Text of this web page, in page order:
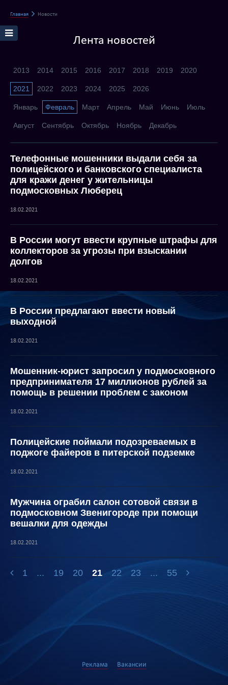
Главная Новости
Лента новостей
2013 2014 2015 2016 2017 2018 2019 2020
2021 2022 2023 2024 2025 2026
Январь Февраль Март Апрель Май Июнь Июль
Август Сентябрь Октябрь Ноябрь Декабрь
Телефонные мошенники выдали себя за
полицейского и банковского специалиста
для кражи денег у жительницы
подмосковных Люберец
18.02.2021
В России могут ввести крупные штрафы для
коллекторов за угрозы при взыскании
долгов
18.02.2021
В России предлагают ввести новый
выходной
18.02.2021
Мошенник-юрист запросил у подмосковного
предпринимателя 17 миллионов рублей за
помощь в решении проблем с законом
18.02.2021
Полицейские поймали подозреваемых в
поджоге файеров в питерской подземке
18.02.2021
Мужчина ограбил салон сотовой связи в
подмосковном Звенигороде при помощи
вешалки для одежды
18.02.2021
1 ... 19 20 21 22 23 ... 55
Реклама Вакансии